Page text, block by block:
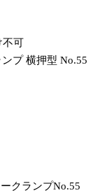
不可
プ 横押型 No.55
クランプNo.55